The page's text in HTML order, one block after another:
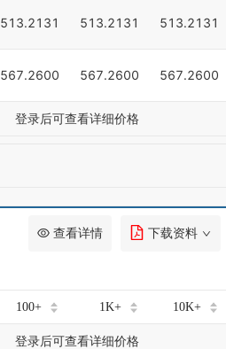
513.2131 513.2131 513.2131
567.2600 567.2600 567.2600
登录后可查看详细价格
查看详情 下载资料
100+ 1K+ 10K+
登录后可查看详细价格